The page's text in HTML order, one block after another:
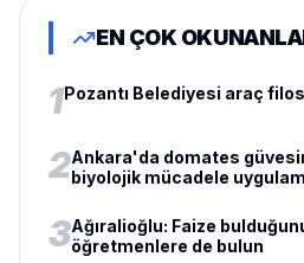
EN ÇOK
1Pozantı Belediyesi araç
2Ankara'da domates
biyolojik mücadele
3Ağıralioğlu: Faize
öğretmenlere de bulun